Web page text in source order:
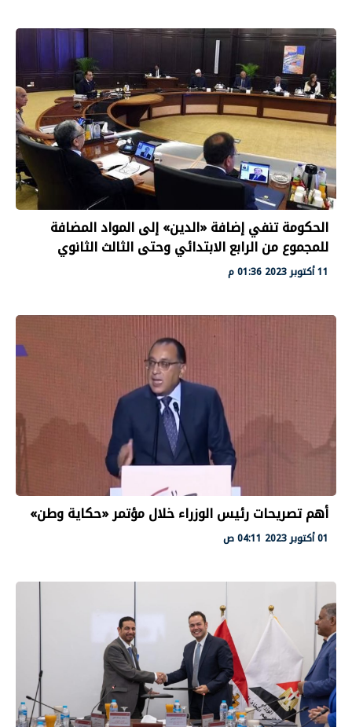
الحكومة تنفي إضافة «الدين» إلى المواد المضافة
للمجموع من الرابع الابتدائي وحتى الثالث الثانوي
11 أكتوبر 2023 01:36 م
أهم تصريحات رئيس الوزراء خلال مؤتمر «حكاية وطن»
01 أكتوبر 2023 04:11 ص